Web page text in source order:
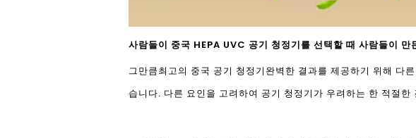
사람들이 중국 HEPA UVC 공기 청정기를 선택할 때 사람들이 만
그만큼최고의 중국 공기 청정기 완벽한 결과를 제공하기 위해 다
습니다. 다른 요인을 고려하여 공기 청정기가 우려하는 한 적절한